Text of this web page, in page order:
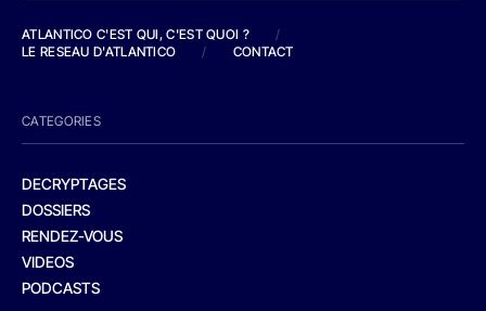
ATLANTICO C'EST QUI, C'EST QUOI ?
/
LE RESEAU D'ATLANTICO
/ CONTACT
CATEGORIES
DECRYPTAGES
DOSSIERS
RENDEZ-VOUS
VIDEOS
PODCASTS